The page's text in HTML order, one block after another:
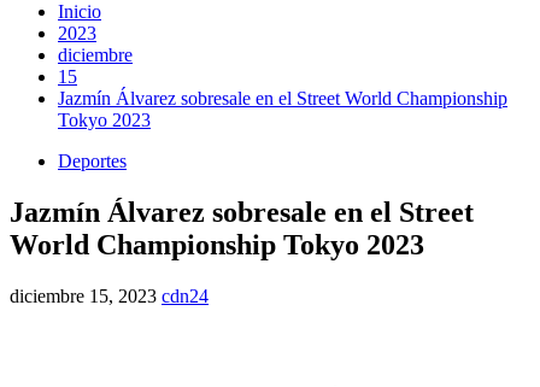
Inicio
2023
diciembre
15
Jazmín Álvarez sobresale en el Street World Championship
Tokyo 2023
Deportes
Jazmín Álvarez sobresale en el Street
World Championship Tokyo 2023
diciembre 15, 2023 cdn24